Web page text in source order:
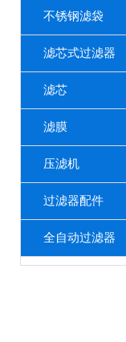
不锈钢滤袋
滤芯式过滤器
滤芯
滤膜
压滤机
过滤器配件
全自动过滤器